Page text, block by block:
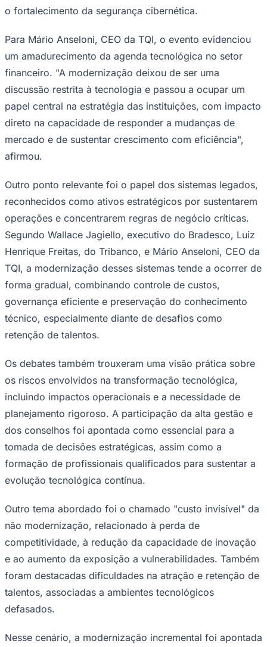
Corinthians
Palmeiras
o fortalecimento da segurança cibernética.
Para Mário Anseloni, CEO da TQI, o evento evidenciou
um amadurecimento da agenda tecnológica no setor
financeiro. "A modernização deixou de ser uma
discussão restrita à tecnologia e passou a ocupar um
papel central na estratégia das instituições, com impacto
direto na capacidade de responder a mudanças de
mercado e de sustentar crescimento com eficiência",
afirmou.
Outro ponto relevante foi o papel dos sistemas legados,
reconhecidos como ativos estratégicos por sustentarem
operações e concentrarem regras de negócio críticas.
Segundo Wallace Jagiello, executivo do Bradesco, Luiz
Henrique Freitas, do Tribanco, e Mário Anseloni, CEO da
TQI, a modernização desses sistemas tende a ocorrer de
forma gradual, combinando controle de custos,
governança eficiente e preservação do conhecimento
técnico, especialmente diante de desafios como
retenção de talentos.
Os debates também trouxeram uma visão prática sobre
os riscos envolvidos na transformação tecnológica,
incluindo impactos operacionais e a necessidade de
planejamento rigoroso. A participação da alta gestão e
dos conselhos foi apontada como essencial para a
tomada de decisões estratégicas, assim como a
formação de profissionais qualificados para sustentar a
evolução tecnológica contínua.
Outro tema abordado foi o chamado "custo invisível" da
não modernização, relacionado à perda de
competitividade, à redução da capacidade de inovação
e ao aumento da exposição a vulnerabilidades. Também
foram destacadas dificuldades na atração e retenção de
talentos, associadas a ambientes tecnológicos
defasados.
Nesse cenário, a modernização incremental foi apontada